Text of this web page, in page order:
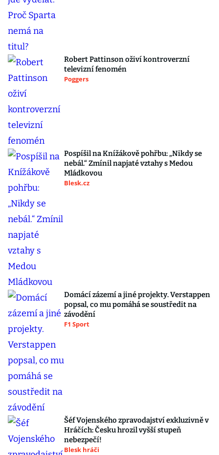
Robert Pattinson oživí kontroverzní
televizní fenomén
Poggers
Pospíšil na Knížákově pohřbu: „Nikdy se
nebál.“ Zmínil napjaté vztahy s Medou
Mládkovou
Blesk.cz
Domácí zázemí a jiné projekty. Verstappen
popsal, co mu pomáhá se soustředit na
závodění
F1 Sport
Šéf Vojenského zpravodajství exkluzivně v
Hráčích: Česku hrozil vyšší stupeň
nebezpečí!
Blesk hráči